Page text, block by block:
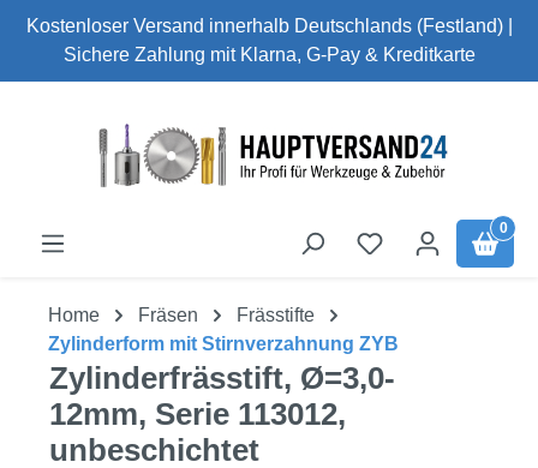
Zum Hauptinhalt springen
Kostenloser Versand innerhalb Deutschlands (Festland) |
Sichere Zahlung mit Klarna, G-Pay & Kreditkarte
0
Home Fräsen
Frässtifte
Zylinderform mit Stirnverzahnung ZYB
Zylinderfrässtift, Ø=3,0-
12mm, Serie 113012,
unbeschichtet